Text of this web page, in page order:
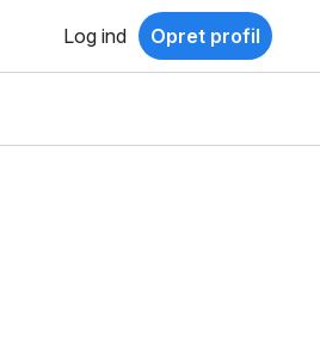
Log ind Opret profil